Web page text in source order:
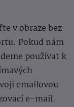
v obraze bez
Pokud nám
používat k
emailovou
e-mail.